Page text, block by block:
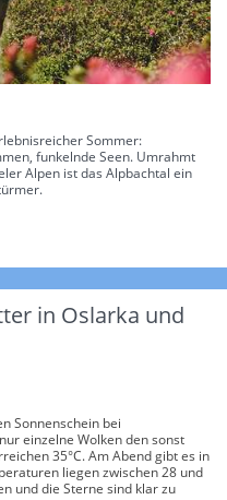
Sommer:
funkelnde Seen. Umrahmt
Alpen ist das Alpbachtal ein
in Oslarka und
Sonnenschein bei
einzelne Wolken den sonst
35°C. Am Abend gibt es in
liegen zwischen 28 und
und die Sterne sind klar zu